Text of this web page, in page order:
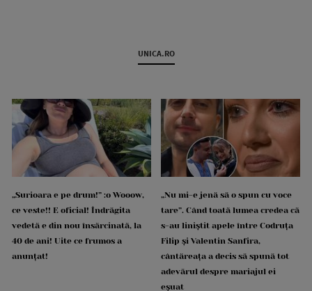
UNICA.RO
„Surioara e pe drum!” :o Wooow,
ce veste!! E oficial! Îndrăgita
vedetă e din nou însărcinată, la
40 de ani! Uite ce frumos a
anunțat!
„Nu mi-e jenă să o spun cu voce
tare”. Când toată lumea credea că
s-au liniștit apele între Codruța
Filip și Valentin Sanfira,
cântăreața a decis să spună tot
adevărul despre mariajul ei
eșuat